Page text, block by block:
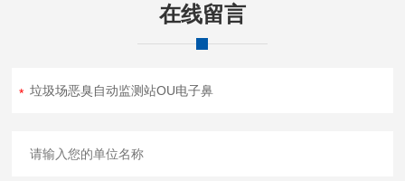
在线留言